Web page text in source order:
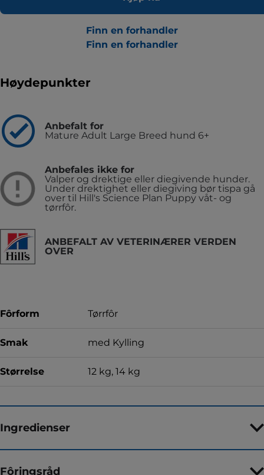
Finn en forhandler
Finn en forhandler
Høydepunkter
Anbefalt for
Mature Adult Large Breed hund 6+
Anbefales ikke for
Valper og drektige eller diegivende hunder.
Under drektighet eller diegiving bør tispa gå
over til Hill's Science Plan Puppy våt- og
tørrfôr.
ANBEFALT AV VETERINÆRER VERDEN
OVER
Fôrform Tørrfôr
Smak med Kylling
Størrelse 12 kg, 14 kg
Ingredienser
Fôringsråd